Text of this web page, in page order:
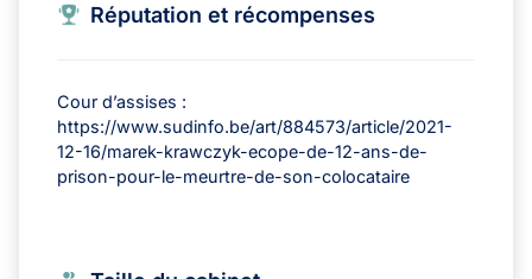
Réputation et récompenses
Cour d’assises :
https://www.sudinfo.be/art/884573/article/2021-
12-16/marek-krawczyk-ecope-de-12-ans-de-
prison-pour-le-meurtre-de-son-colocataire